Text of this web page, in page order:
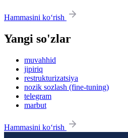
Hammasini ko‘rish
Yangi so'zlar
muvahhid
jipiriq
restrukturizatsiya
nozik sozlash (fine-tuning)
telegram
marbut
Hammasini ko‘rish